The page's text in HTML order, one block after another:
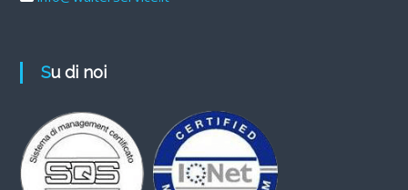
Su di noi